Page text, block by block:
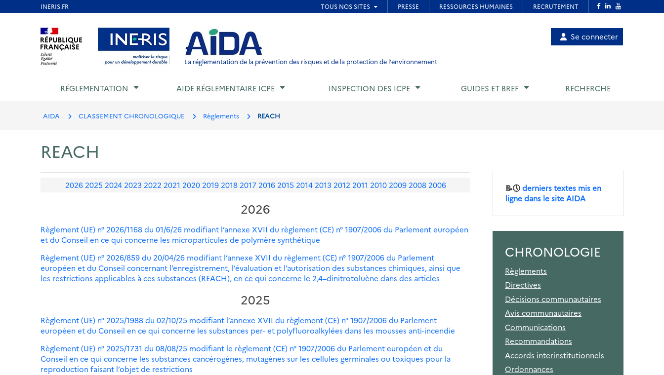
Aller au contenu Aller au menu Aller au pied de page
La réglementation de la prévention des risques et de la protection de l'environnement
Menu
utilisateur
Se connecter
RÉGLEMENTATION AIDE RÉGLEMENTAIRE ICPE INSPECTION DES ICPE GUIDES ET BREF RECHERCHE
AIDA CLASSEMENT CHRONOLOGIQUE Règlements REACH
REACH
2026 2025 2024 2023 2022 2021 2020 2019 2018 2017 2016 2015 2014 2013 2012 2011 2010 2009 2008 2006
2026
Règlement (UE) n° 2026/1168 du 01/6/26 modifiant l’annexe XVII du règlement (CE) n° 1907/2006 du Parlement européen
et du Conseil en ce qui concerne les microparticules de polymère synthétique
Règlement (UE) n° 2026/859 du 20/04/26 modifiant l’annexe XVII du règlement (CE) n° 1907/2006 du Parlement
européen et du Conseil concernant l’enregistrement, l’évaluation et l’autorisation des substances chimiques, ainsi que
les restrictions applicables à ces substances (REACH), en ce qui concerne le 2,4–dinitrotoluène dans des articles
2025
Règlement (UE) n° 2025/1988 du 02/10/25 modifiant l’annexe XVII du règlement (CE) n° 1907/2006 du Parlement
européen et du Conseil en ce qui concerne les substances per- et polyfluoroalkylées dans les mousses anti-incendie
Règlement (UE) n° 2025/1731 du 08/08/25 modifiant le règlement (CE) n° 1907/2006 du Parlement européen et du
Conseil en ce qui concerne les substances cancérogènes, mutagènes sur les cellules germinales ou toxiques pour la
reproduction faisant l’objet de restrictions
📝🕔derniers textes mis en
ligne dans le site AIDA
CHRONOLOGIE
Règlements
Directives
Décisions communautaires
Avis communautaires
Communications
Recommandations
Accords interinstitutionnels
Ordonnances